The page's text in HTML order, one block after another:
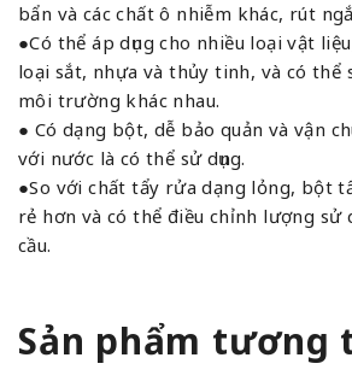
bẩn và các chất ô nhiễm khác, rút
●Có thể áp dụng cho nhiều loại vật
loại sắt, nhựa và thủy tinh, và có thể
môi trường khác nhau.
● Có dạng bột, dễ bảo quản và vận
với nước là có thể sử dụng.
●So với chất tẩy rửa dạng lỏng, bột
rẻ hơn và có thể điều chỉnh lượng sử
cầu.
Sản phẩm tương